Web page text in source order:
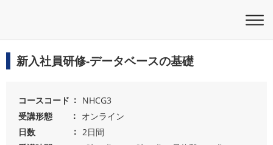
新入社員研修-データベースの基礎
コースコード
NHCG3
受講形態
オンライン
日数
2日間